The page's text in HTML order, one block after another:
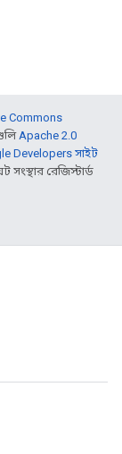
Commons
Apache 2.0
Developers সাইট
রেজিস্টার্ড